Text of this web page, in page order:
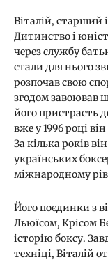
Віталій, старший
Дитинство і
через службу
стали для нього
розпочав свою
згодом завоював
його пристрасть
вже у 1996 році
За кілька років
українських
міжнародному
Його поєдинки з
Льюїсом, Крісом
історію боксу.
техніці, Віталій